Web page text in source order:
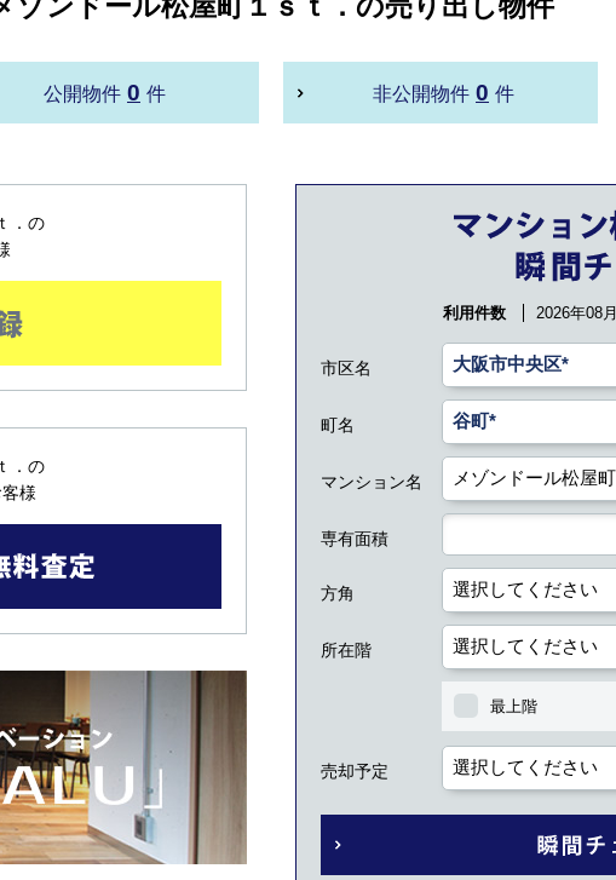
公開物件 0 件 非公開物件 0 件
利用件数 2026年08月
市区名
町名
マンション名
専有面積
方角
所在階
最上階
売却予定
．の
．の
様